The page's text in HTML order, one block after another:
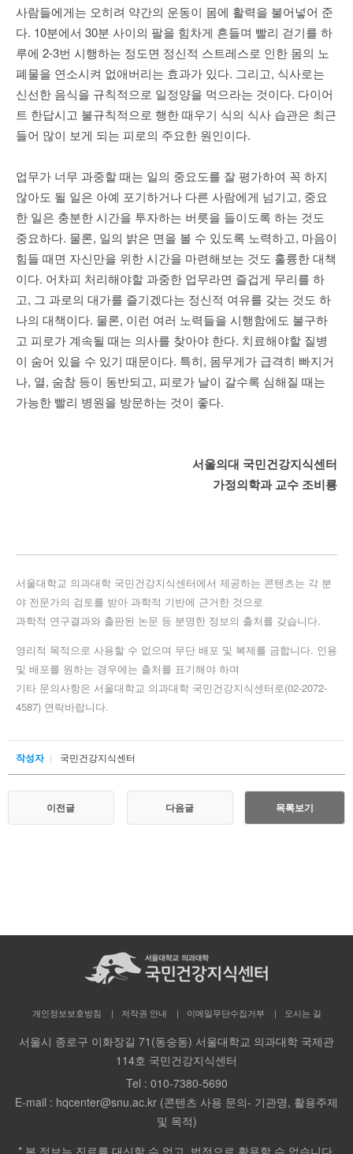
사람들에게는 오히려 약간의 운동이 몸에 활력을 불어넣어 준
다. 10분에서 30분 사이의 팔을 힘차게 흔들며 빨리 걷기를 하
루에 2-3번 시행하는 정도면 정신적 스트레스로 인한 몸의 노
폐물을 연소시켜 없애버리는 효과가 있다. 그리고, 식사로는
신선한 음식을 규칙적으로 일정양을 먹으라는 것이다. 다이어
트 한답시고 불규칙적으로 행한 때우기 식의 식사 습관은 최근
들어 많이 보게 되는 피로의 주요한 원인이다.
업무가 너무 과중할 때는 일의 중요도를 잘 평가하여 꼭 하지
않아도 될 일은 아예 포기하거나 다른 사람에게 넘기고, 중요
한 일은 충분한 시간을 투자하는 버릇을 들이도록 하는 것도
중요하다. 물론, 일의 밝은 면을 볼 수 있도록 노력하고, 마음이
힘들 때면 자신만을 위한 시간을 마련해보는 것도 훌륭한 대책
이다. 어차피 처리해야할 과중한 업무라면 즐겁게 무리를 하
고, 그 과로의 대가를 즐기겠다는 정신적 여유를 갖는 것도 하
나의 대책이다. 물론, 이런 여러 노력들을 시행함에도 불구하
고 피로가 계속될 때는 의사를 찾아야 한다. 치료해야할 질병
이 숨어 있을 수 있기 때문이다. 특히, 몸무게가 급격히 빠지거
나, 열, 숨참 등이 동반되고, 피로가 날이 갈수록 심해질 때는
가능한 빨리 병원을 방문하는 것이 좋다.
서울의대 국민건강지식센터
가정의학과 교수 조비룡
서울대학교 의과대학 국민건강지식센터에서 제공하는 콘텐츠는 각 분
야 전문가의 검토를 받아 과학적 기반에 근거한 것으로
과학적 연구결과와 출판된 논문 등 분명한 정보의 출처를 갖습니다.
영리적 목적으로 사용할 수 없으며 무단 배포 및 복제를 금합니다. 인용
및 배포를 원하는 경우에는 출처를 표기해야 하며
기타 문의사항은 서울대학교 의과대학 국민건강지식센터로(02-2072-
4587) 연락바랍니다.
작성자 국민건강지식센터
이전글 다음글 목록보기
개인정보보호방침 저작권 안내 이메일무단수집거부 오시는 길
서울시 종로구 이화장길 71(동숭동) 서울대학교 의과대학 국제관
114호 국민건강지식센터
Tel : 010-7380-5690
E-mail : hqcenter@snu.ac.kr (콘텐츠 사용 문의- 기관명, 활용주제
및 목적)
* 본 정보는 진료를 대신할 수 없고, 법적으로 활용할 수 없습니다.